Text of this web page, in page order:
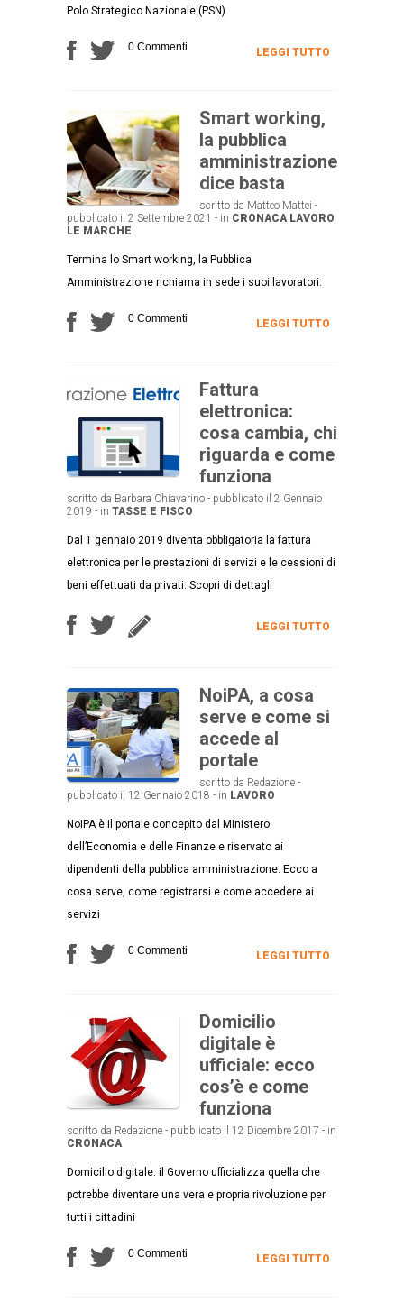
Polo Strategico Nazionale (PSN)
0 Commenti LEGGI TUTTO
Smart working,
la pubblica
amministrazione
dice basta
scritto da Matteo Mattei -
pubblicato il 2 Settembre 2021 - in CRONACA LAVORO
LE MARCHE
Termina lo Smart working, la Pubblica
Amministrazione richiama in sede i suoi lavoratori.
0 Commenti LEGGI TUTTO
Fattura
elettronica:
cosa cambia, chi
riguarda e come
funziona
scritto da Barbara Chiavarino - pubblicato il 2 Gennaio
2019 - in TASSE E FISCO
Dal 1 gennaio 2019 diventa obbligatoria la fattura
elettronica per le prestazioni di servizi e le cessioni di
beni effettuati da privati. Scopri di dettagli
LEGGI TUTTO
NoiPA, a cosa
serve e come si
accede al
portale
scritto da Redazione -
pubblicato il 12 Gennaio 2018 - in LAVORO
NoiPA è il portale concepito dal Ministero
dell’Economia e delle Finanze e riservato ai
dipendenti della pubblica amministrazione. Ecco a
cosa serve, come registrarsi e come accedere ai
servizi
0 Commenti LEGGI TUTTO
Domicilio
digitale è
ufficiale: ecco
cos’è e come
funziona
scritto da Redazione - pubblicato il 12 Dicembre 2017 - in
CRONACA
Domicilio digitale: il Governo ufficializza quella che
potrebbe diventare una vera e propria rivoluzione per
tutti i cittadini
0 Commenti LEGGI TUTTO